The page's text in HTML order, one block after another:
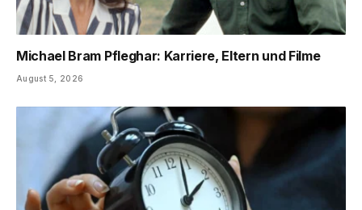
Michael Bram Pfleghar: Karriere, Eltern und Filme
August 5, 2026